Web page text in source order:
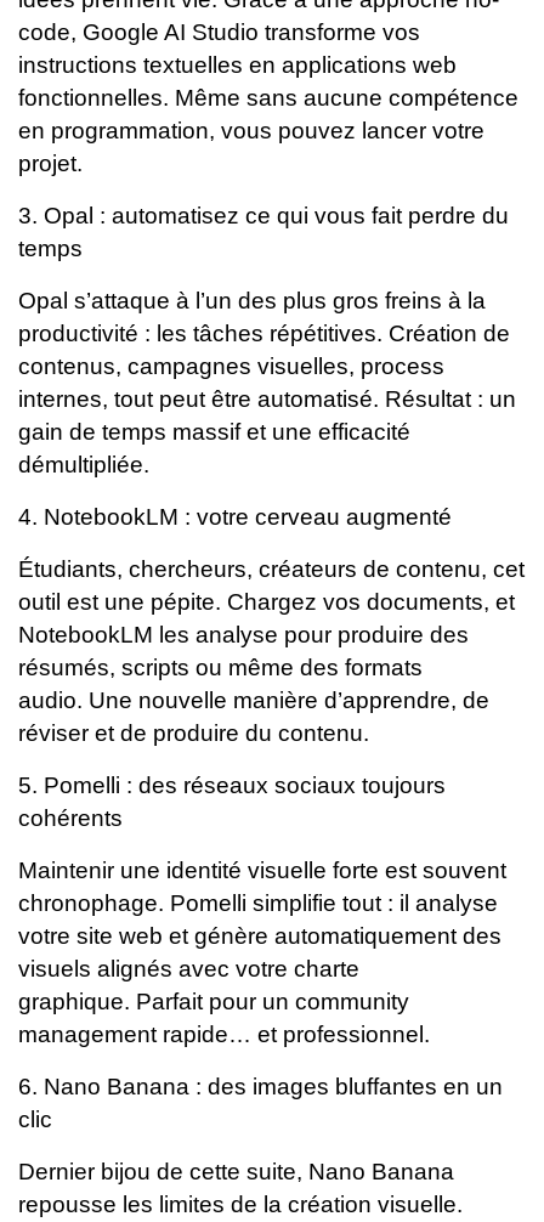
code, Google AI Studio transforme vos
instructions textuelles en applications web
fonctionnelles. Même sans aucune compétence
en programmation, vous pouvez lancer votre
projet.
3. Opal : automatisez ce qui vous fait perdre du
temps
Opal s’attaque à l’un des plus gros freins à la
productivité : les tâches répétitives. Création de
contenus, campagnes visuelles, process
internes, tout peut être automatisé. Résultat : un
gain de temps massif et une efficacité
démultipliée.
4. NotebookLM : votre cerveau augmenté
Étudiants, chercheurs, créateurs de contenu, cet
outil est une pépite. Chargez vos documents, et
NotebookLM les analyse pour produire des
résumés, scripts ou même des formats
audio. Une nouvelle manière d’apprendre, de
réviser et de produire du contenu.
5. Pomelli : des réseaux sociaux toujours
cohérents
Maintenir une identité visuelle forte est souvent
chronophage. Pomelli simplifie tout : il analyse
votre site web et génère automatiquement des
visuels alignés avec votre charte
graphique. Parfait pour un community
management rapide… et professionnel.
6. Nano Banana : des images bluffantes en un
clic
Dernier bijou de cette suite, Nano Banana
repousse les limites de la création visuelle.